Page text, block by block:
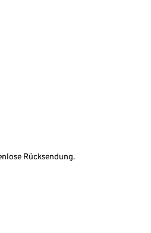
Rücksendung.